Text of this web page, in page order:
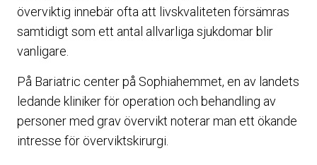
överviktig innebär ofta att livskvaliteten försämras
samtidigt som ett antal allvarliga sjukdomar blir
vanligare.
På Bariatric center på Sophiahemmet, en av landets
ledande kliniker för operation och behandling av
personer med grav övervikt noterar man ett ökande
intresse för överviktskirurgi.